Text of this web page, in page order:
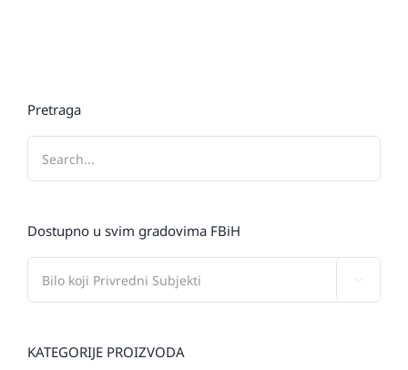
Pretraga
Dostupno u svim gradovima FBiH
KATEGORIJE PROIZVODA